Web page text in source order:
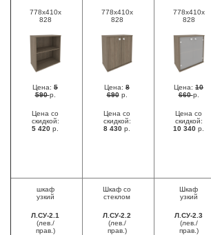
778x410x
828
Цена: 5
590р.
Цена со
скидкой:
5 420 р.
778x410x
828
Цена: 8
690р.
Цена со
скидкой:
8 430 р.
778х410х
828
Цена: 10
660р.
Цена со
скидкой:
10 340 р.
шкаф
узкий
Л.СУ-2.1
(лев./
прав.)
Шкаф со
стеклом
Л.СУ-2.2
(лев./
прав.)
Шкаф
узкий
Л.СУ-2.3
(лев./
прав.)